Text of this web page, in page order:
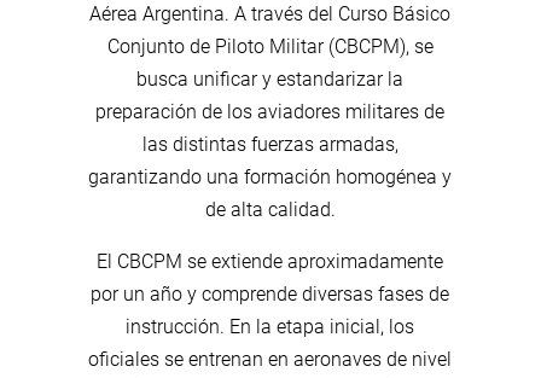
Aérea Argentina. A través del Curso Básico
Conjunto de Piloto Militar (CBCPM), se
busca unificar y estandarizar la
preparación de los aviadores militares de
las distintas fuerzas armadas,
garantizando una formación homogénea y
de alta calidad.
El CBCPM se extiende aproximadamente
por un año y comprende diversas fases de
instrucción. En la etapa inicial, los
oficiales se entrenan en aeronaves de nivel